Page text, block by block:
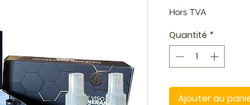
Hors TVA
Quantité *
Ajouter au